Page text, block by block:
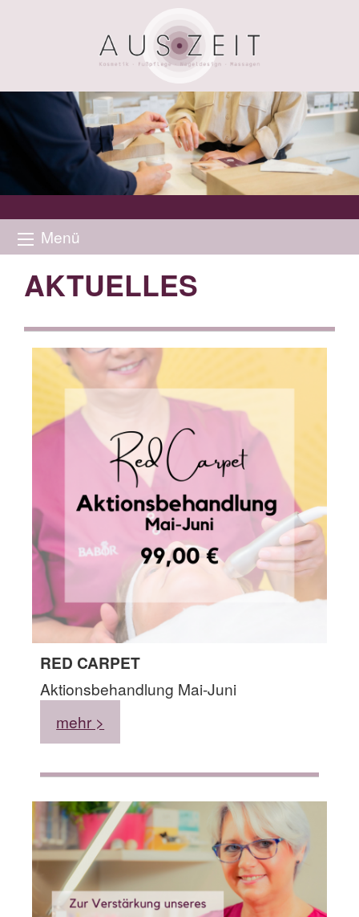
Menü
AKTUELLES
RED CARPET
Aktionsbehandlung Mai-Juni
mehr >